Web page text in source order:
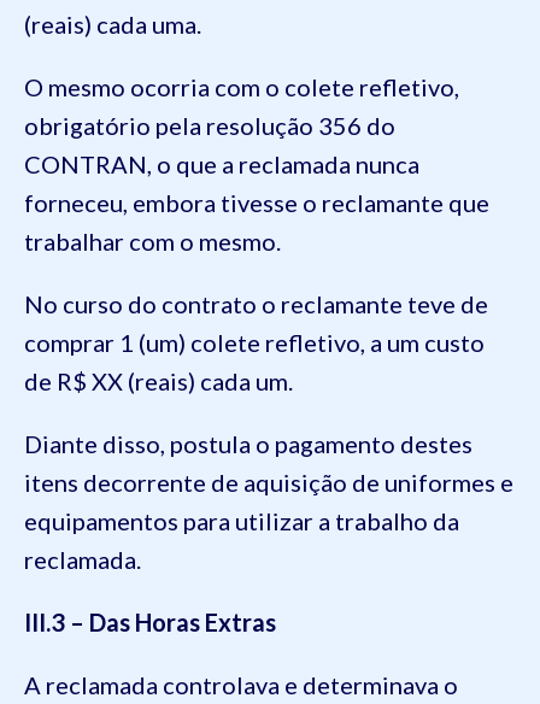
(reais) cada uma.
O mesmo ocorria com o colete refletivo,
obrigatório pela resolução 356 do
CONTRAN, o que a reclamada nunca
forneceu, embora tivesse o reclamante que
trabalhar com o mesmo.
No curso do contrato o reclamante teve de
comprar 1 (um) colete refletivo, a um custo
de R$ XX (reais) cada um.
Diante disso, postula o pagamento destes
itens decorrente de aquisição de uniformes e
equipamentos para utilizar a trabalho da
reclamada.
III.3 – Das Horas Extras
A reclamada controlava e determinava o